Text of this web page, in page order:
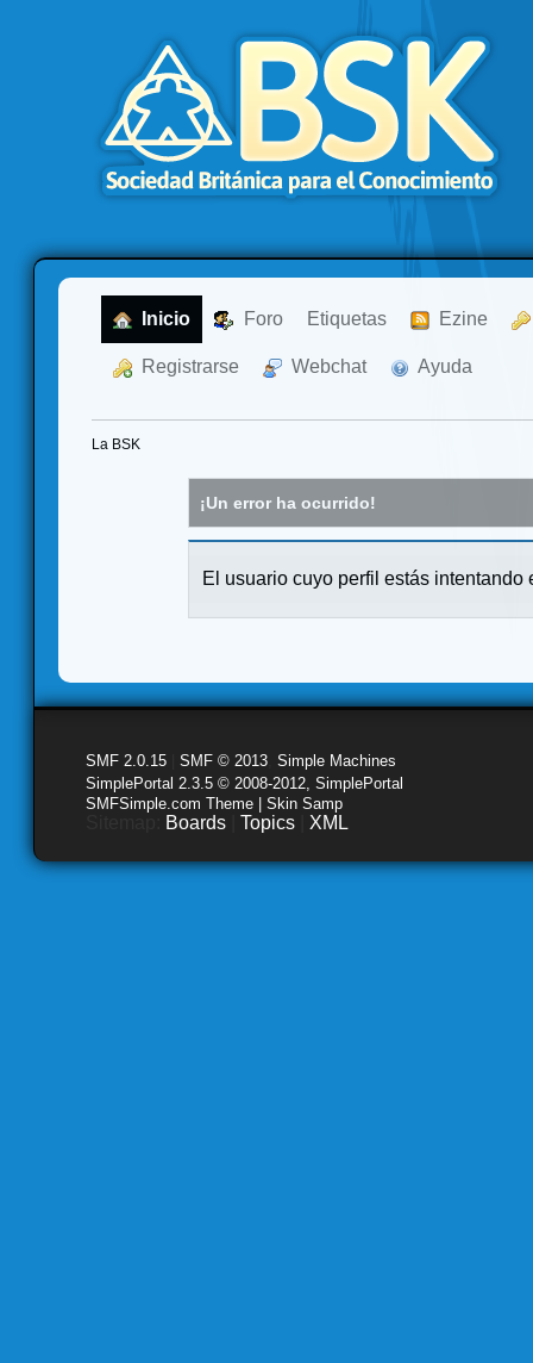
Inicio Foro Etiquetas Ezine
Registrarse Webchat Ayuda
La BSK
¡Un error ha ocurrido!
El usuario cuyo perfil estás intentando
SMF 2.0.15 SMF © 2013 Simple Machines
SimplePortal 2.3.5 © 2008-2012, SimplePortal
SMFSimple.com Theme | Skin Samp
Boards Topics XML